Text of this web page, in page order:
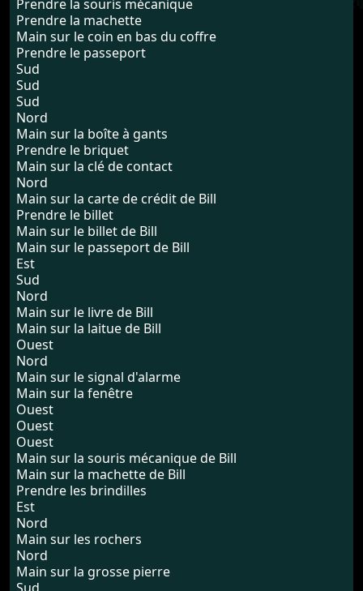
Prendre la souris mécanique
Prendre la machette
Main sur le coin en bas du coffre
Prendre le passeport
Sud
Sud
Sud
Nord
Main sur la boîte à gants
Prendre le briquet
Main sur la clé de contact
Nord
Main sur la carte de crédit de Bill
Prendre le billet
Main sur le billet de Bill
Main sur le passeport de Bill
Est
Sud
Nord
Main sur le livre de Bill
Main sur la laitue de Bill
Ouest
Nord
Main sur le signal d'alarme
Main sur la fenêtre
Ouest
Ouest
Ouest
Main sur la souris mécanique de Bill
Main sur la machette de Bill
Prendre les brindilles
Est
Nord
Main sur les rochers
Nord
Main sur la grosse pierre